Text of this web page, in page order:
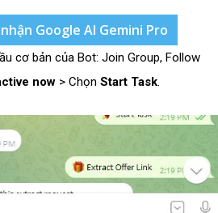
Google AI Gemini Pro
cơ bản của Bot: Join Group, Follow
now > Chọn Start Task